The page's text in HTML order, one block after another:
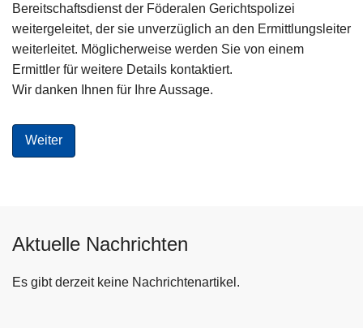
Bereitschaftsdienst der Föderalen Gerichtspolizei
weitergeleitet, der sie unverzüglich an den Ermittlungsleiter
weiterleitet. Möglicherweise werden Sie von einem
Ermittler für weitere Details kontaktiert.
Wir danken Ihnen für Ihre Aussage.
Aktuelle Nachrichten
Es gibt derzeit keine Nachrichtenartikel.